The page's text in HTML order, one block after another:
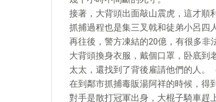
接著，大背頭出面敲山震虎，這才順
抓捕過程也是集三叉戟和徒弟小呂四
再往後，警方凍結的20億，有很多非
大背頭換身衣服，戴個口罩，卧底到
太太，還找到了背後雇請他們的人。
在到鄰市抓捕毒販湯阿祥的時候，得
對手是散打冠軍出身，大棍子騎車趕